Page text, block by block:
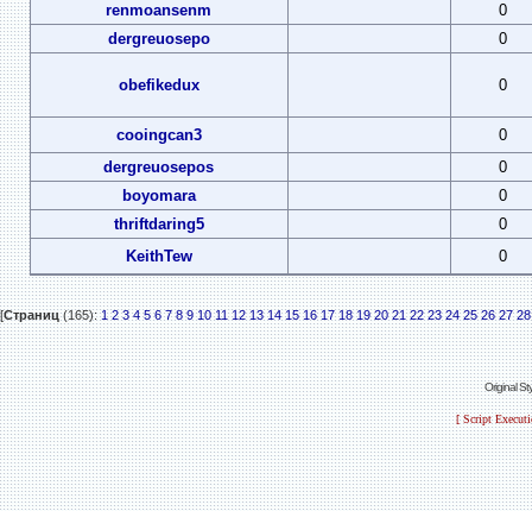
renmoansenm
0
dergreuosepo
0
obefikedux 0
cooingcan3
0
dergreuosepos
0
boyomara
0
thriftdaring5
0
KeithTew
0
[Страниц(165):1 2 3 4 5 6 7 8 9 10 11 12 13 14 15 16 17 18 19 20 21 22 23 24 25 26 27 28
Original
[ Script